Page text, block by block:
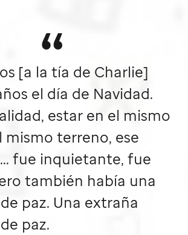
[a la tía de Charlie]
el día de Navidad.
estar en el mismo
mismo terreno, ese
fue inquietante, fue
también había una
paz. Una extraña
paz.